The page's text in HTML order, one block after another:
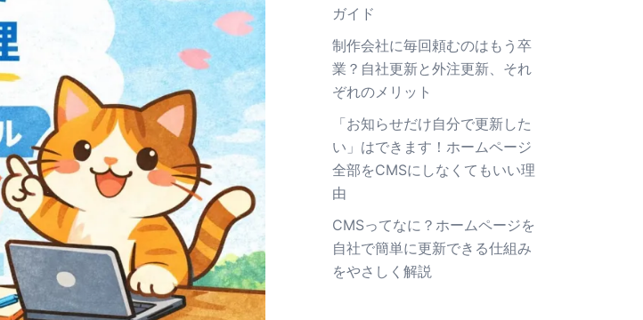
ガイド
制作会社に毎回頼むのはもう卒
業？自社更新と外注更新、それ
ぞれのメリット
「お知らせだけ自分で更新した
い」はできます！ホームページ
全部をCMSにしなくてもいい理
由
CMSってなに？ホームページを
自社で簡単に更新できる仕組み
をやさしく解説